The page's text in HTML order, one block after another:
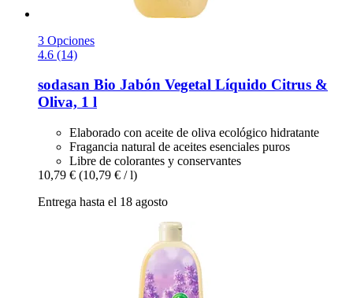
3 Opciones
4.6 (14)
sodasan Bio Jabón Vegetal Líquido Citrus &
Oliva, 1 l
Elaborado con aceite de oliva ecológico hidratante
Fragancia natural de aceites esenciales puros
Libre de colorantes y conservantes
10,79 € (10,79 € / l)
Entrega hasta el 18 agosto